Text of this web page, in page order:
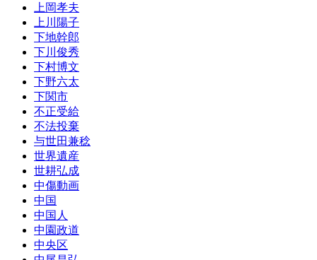
上岡孝夫
上川陽子
下地幹郎
下川俊秀
下村博文
下野六太
下関市
不正受給
不法投棄
与世田兼稔
世界遺産
世耕弘成
中傷動画
中国
中国人
中園政道
中央区